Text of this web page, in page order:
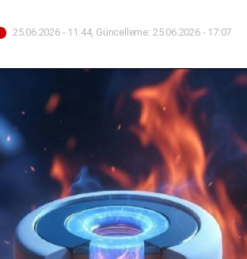
25.06.2026 - 11:44, Güncelleme: 25.06.2026 - 17:07